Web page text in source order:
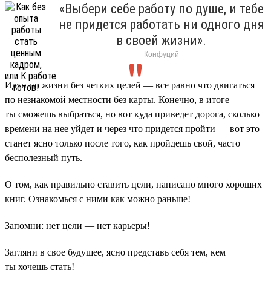
«Выбери себе работу по душе, и тебе
не придется работать ни одного дня
в своей жизни».
Конфуций
Идти по жизни без четких целей — все равно что двигаться
по незнакомой местности без карты. Конечно, в итоге
ты сможешь выбраться, но вот куда приведет дорога, сколько
времени на нее уйдет и через что придется пройти — вот это
станет ясно только после того, как пройдешь свой, часто
бесполезный путь.
О том, как правильно ставить цели, написано много хороших
книг. Ознакомься с ними как можно раньше!
Запомни: нет цели — нет карьеры!
Загляни в свое будущее, ясно представь себя тем, кем
ты хочешь стать!